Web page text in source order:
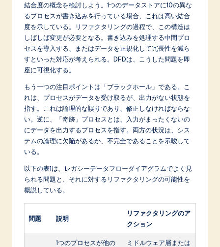
結合度の概念を検討しよう。1つのデータストアに10の異な
るプロセスが書き込みを行っている場合、これは高い結合
度を示している。リファクタリングの過程で、この構造は
しばしば変更が必要となる。書き込みを処理する中間プロ
セスを導入する、またはデータを正規化して冗長性を減ら
すといった対応が考えられる。DFDは、こうした問題を即
座に可視化する。
もう一つの注目ポイントは「ブラックホール」である。こ
れは、プロセスがデータを受け取るが、出力がない状態を
指す。これは論理的な誤りであり、修正しなければならな
い。逆に、「奇跡」プロセスとは、入力がまったくないの
にデータを出力するプロセスを指す。両方の状況は、シス
テムの論理に欠陥があるか、不完全であることを示唆して
いる。
以下の表1は、レガシーデータフローダイアグラムでよく見
られる問題と、それに対するリファクタリングの可能性を
概説している。
問題 説明
リファクタリングのア
クション
1つのプロセスが他の
ミドルウェア層または